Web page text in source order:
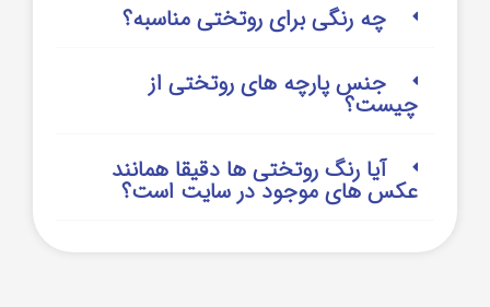
چه رنگی برای روتختی مناسبه؟
جنس پارچه های روتختی از
چیست؟
آیا رنگ روتختی ها دقیقا همانند
عکس های موجود در سایت است؟